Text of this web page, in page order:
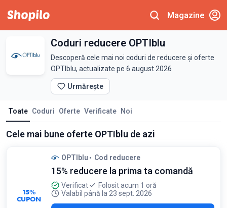
Magazine
Coduri reducere OPTIblu
Descoperă cele mai noi coduri de reducere și oferte
OPTIblu, actualizate pe 6 august 2026
Urmărește
Toate Coduri Oferte Verificate Noi
Cele mai bune oferte OPTIblu de azi
15%
CUPON
OPTIblu Cod reducere
15% reducere la prima ta comandă
Verificat
Folosit acum 1 oră
Valabil până la 23 sept. 2026